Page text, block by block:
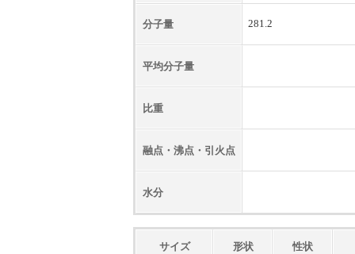
分子量 281.2
平均分子量
比重
融点・沸点・引火点
水分
サイズ 形状 性状